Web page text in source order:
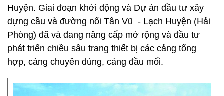
Huyện. Giai đoạn khởi động và Dự án đầu tư xây
dựng cầu và đường nối Tân Vũ - Lạch Huyện (Hải
Phòng) đã và đang nâng cấp mở rộng và đầu tư
phát triển chiều sâu trang thiết bị các cảng tổng
hợp, cảng chuyên dùng, cảng đầu mối.